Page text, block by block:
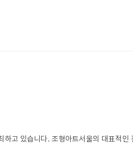
고 있습니다. 조형아트서울의 대표적